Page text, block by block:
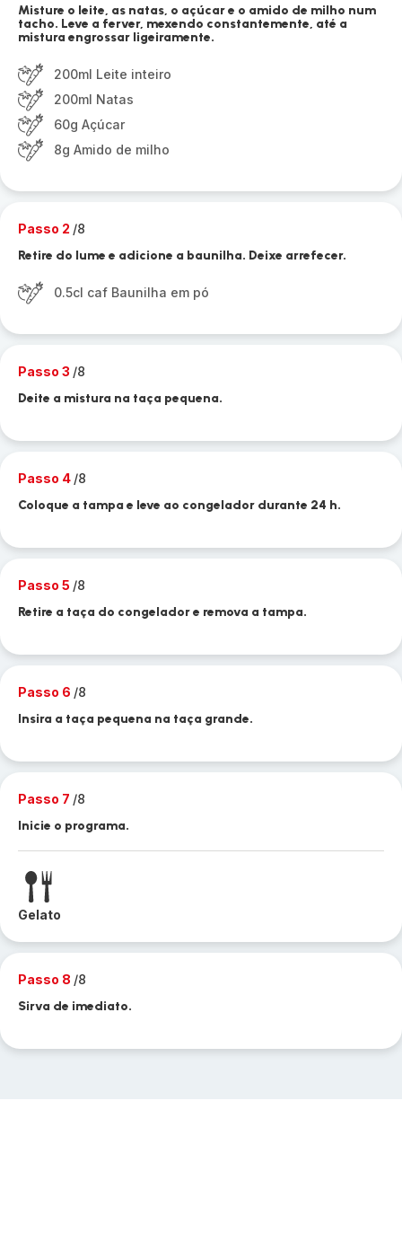
Misture o leite, as natas, o açúcar e o amido de milho num
tacho. Leve a ferver, mexendo constantemente, até a
mistura engrossar ligeiramente.
200ml Leite inteiro
200ml Natas
60g Açúcar
8g Amido de milho
Passo 2 /8
Retire do lume e adicione a baunilha. Deixe arrefecer.
0.5cl caf Baunilha em pó
Passo 3 /8
Deite a mistura na taça pequena.
Passo 4 /8
Coloque a tampa e leve ao congelador durante 24 h.
Passo 5 /8
Retire a taça do congelador e remova a tampa.
Passo 6 /8
Insira a taça pequena na taça grande.
Passo 7 /8
Inicie o programa.
Gelato
Passo 8 /8
Sirva de imediato.